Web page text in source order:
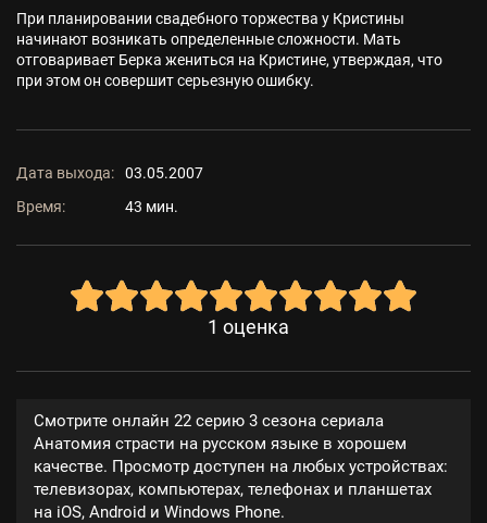
При планировании свадебного торжества у Кристины
начинают возникать определенные сложности. Мать
отговаривает Берка жениться на Кристине, утверждая, что
при этом он совершит серьезную ошибку.
Дата выхода:
03.05.2007
Время:
43 мин.
1 оценка
Смотрите онлайн 22 серию 3 сезона сериала
Анатомия страсти на русском языке в хорошем
качестве. Просмотр доступен на любых устройствах:
телевизорах, компьютерах, телефонах и планшетах
на iOS, Android и Windows Phone.